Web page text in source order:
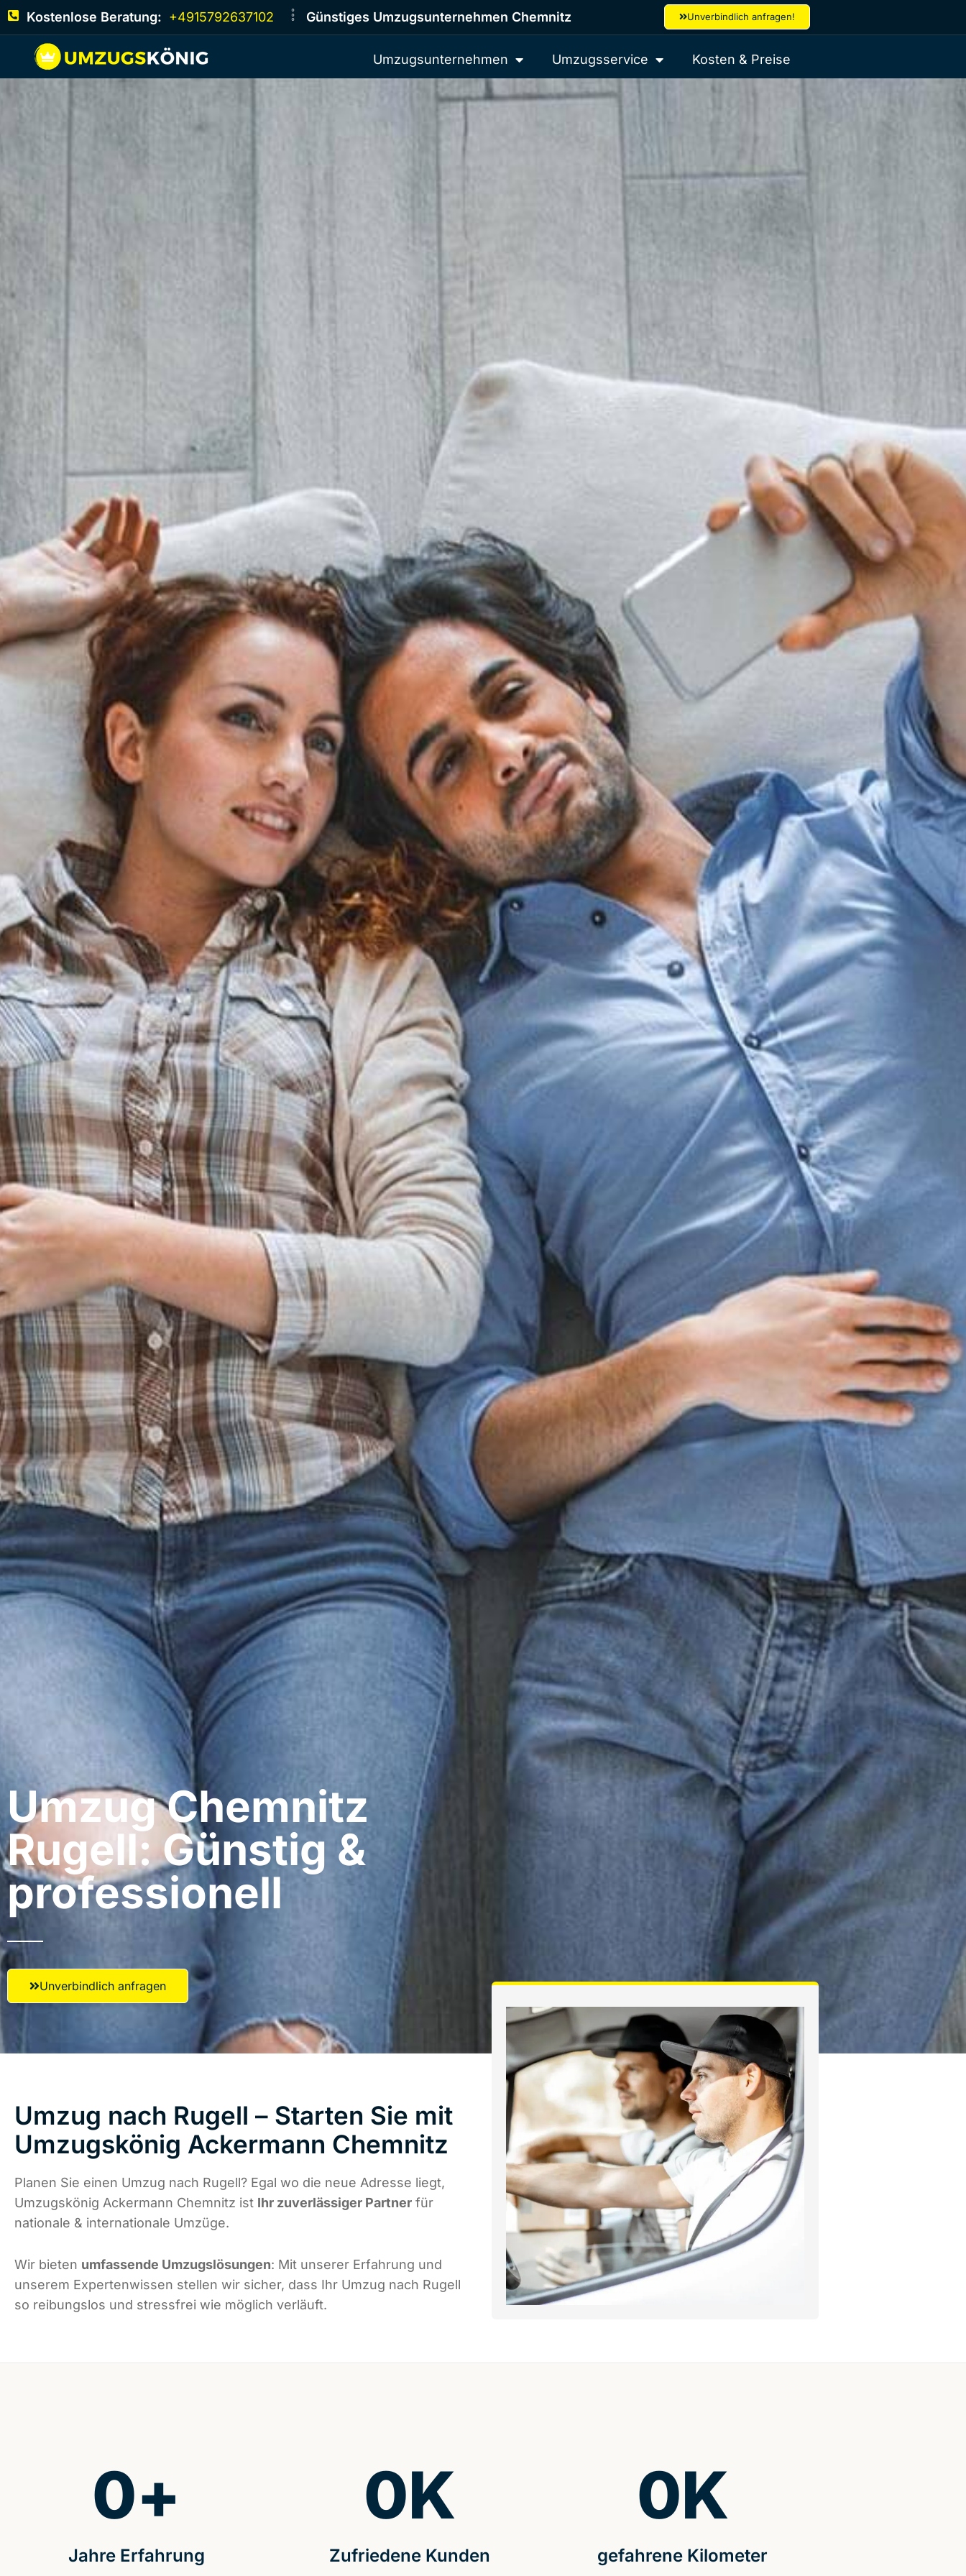
Kostenlose Beratung: +4915792637102 Günstiges Umzugsunternehmen Chemnitz Unverbindlich anfragen!
Umzugsunternehmen Umzugsservice Kosten & Preise
Umzug Chemnitz​
Rugell: Günstig &
professionell​
Unverbindlich anfragen
Umzug nach Rugell – Starten Sie mit
Umzugskönig Ackermann Chemnitz
Planen Sie einen Umzug nach Rugell? Egal wo die neue Adresse liegt,
Umzugskönig Ackermann Chemnitz ist Ihr zuverlässiger Partner für
nationale & internationale Umzüge.
Wir bieten umfassende Umzugslösungen: Mit unserer Erfahrung und
unserem Expertenwissen stellen wir sicher, dass Ihr Umzug nach Rugell
so reibungslos und stressfrei wie möglich verläuft.
Jahre Erfahrung
0+
Zufriedene Kunden
0K
gefahrene Kilometer
0K